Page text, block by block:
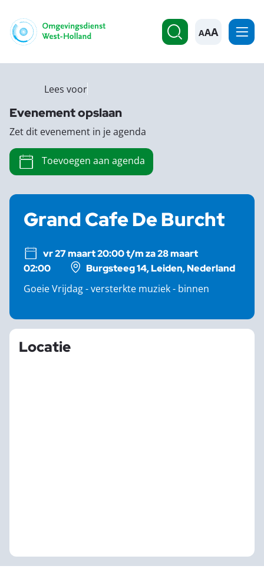
A
Grand Cafe De Burcht
vr 27 maart 20:00 t/m za 28 maart
02:00
Burgsteeg 14, Leiden, Nederland
Goeie Vrijdag - versterkte muziek - binnen
Locatie
Lees voor
Evenement opslaan
Zet dit evenement in je agenda
Toevoegen aan agenda